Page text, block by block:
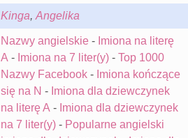
Kinga, Angelika
Nazwy angielskie - Imiona na literę
A - Imiona na 7 liter(y) - Top 1000
Nazwy Facebook - Imiona kończące
się na N - Imiona dla dziewczynek
na literę A - Imiona dla dziewczynek
na 7 liter(y) - Popularne angielski